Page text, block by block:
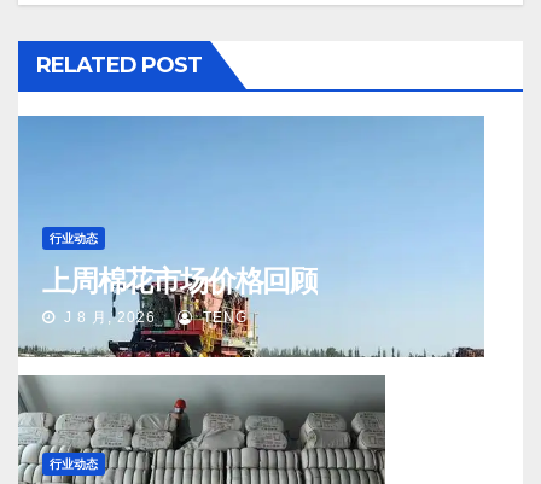
RELATED POST
行业动态
上周棉花市场价格回顾
J 8 月, 2026 TENG
行业动态